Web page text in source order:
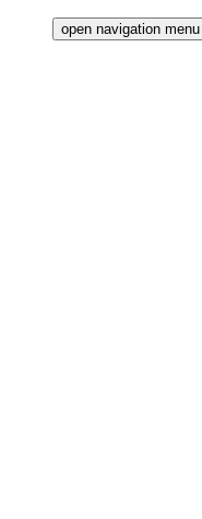
open navigation menu